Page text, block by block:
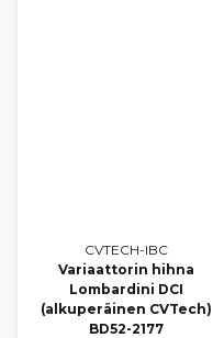
CVTECH-IBC
Variaattorin hihna
Lombardini DCI
(alkuperäinen CVTech)
BD52-2177